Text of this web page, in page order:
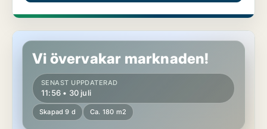
Hus i Nacka
Vi övervakar marknaden!
SENAST UPPDATERAD
11:56 • 30 juli
Skapad 9 d Ca. 180 m2